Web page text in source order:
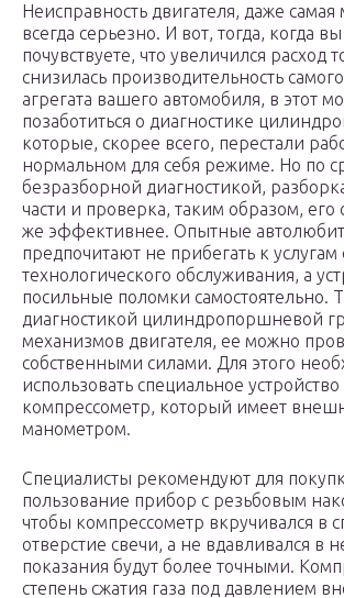
Неисправность двигателя, даже самая
всегда серьезно. И вот, тогда, когда
почувствуете, что увеличился расход
снизилась производительность
агрегата вашего автомобиля, в этот
позаботиться о диагностике
которые, скорее всего, перестали
нормальном для себя режиме. Но по
безразборной диагностикой,
части и проверка, таким образом, его
же эффективнее. Опытные
предпочитают не прибегать к услугам
технологического обслуживания, а
посильные поломки самостоятельно.
диагностикой цилиндропоршневой
механизмов двигателя, ее можно
собственными силами. Для этого
использовать специальное устройство
компрессометр, который имеет
манометром.
Специалисты рекомендуют для
пользование прибор с резьбовым
чтобы компрессометр вкручивался в
отверстие свечи, а не вдавливался в
показания будут более точными.
степень сжатия газа под давлением